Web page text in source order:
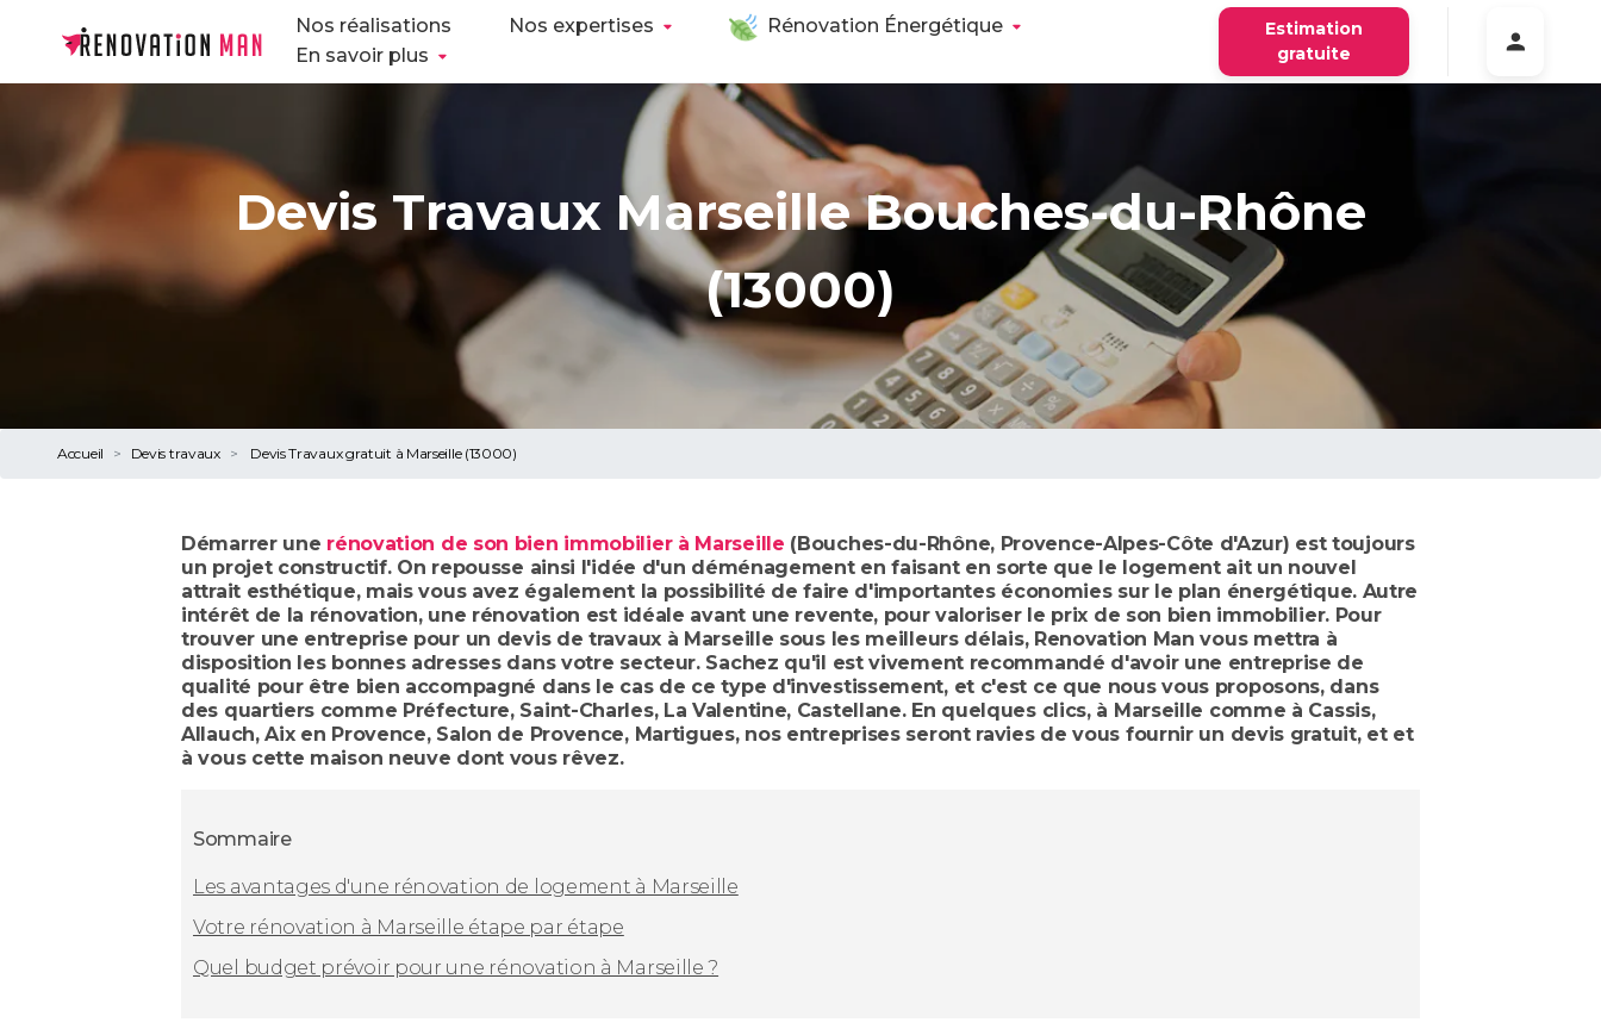
Nos réalisations Nos expertises
Rénovation Énergétique
En savoir plus
Estimation
gratuite
Devis Travaux Marseille Bouches-du-Rhône
(13000)
Accueil Devis travaux Devis Travaux gratuit à Marseille (13000)
Démarrer une rénovation de son bien immobilier à Marseille (Bouches-du-Rhône, Provence-Alpes-Côte d'Azur) est toujours
un projet constructif. On repousse ainsi l'idée d'un déménagement en faisant en sorte que le logement ait un nouvel
attrait esthétique, mais vous avez également la possibilité de faire d'importantes économies sur le plan énergétique. Autre
intérêt de la rénovation, une rénovation est idéale avant une revente, pour valoriser le prix de son bien immobilier. Pour
trouver une entreprise pour un devis de travaux à Marseille sous les meilleurs délais, Renovation Man vous mettra à
disposition les bonnes adresses dans votre secteur. Sachez qu'il est vivement recommandé d'avoir une entreprise de
qualité pour être bien accompagné dans le cas de ce type d'investissement, et c'est ce que nous vous proposons, dans
des quartiers comme Préfecture, Saint-Charles, La Valentine, Castellane. En quelques clics, à Marseille comme à Cassis,
Allauch, Aix en Provence, Salon de Provence, Martigues, nos entreprises seront ravies de vous fournir un devis gratuit, et et
à vous cette maison neuve dont vous rêvez.
Sommaire
Les avantages d'une rénovation de logement à Marseille
Votre rénovation à Marseille étape par étape
Quel budget prévoir pour une rénovation à Marseille ?